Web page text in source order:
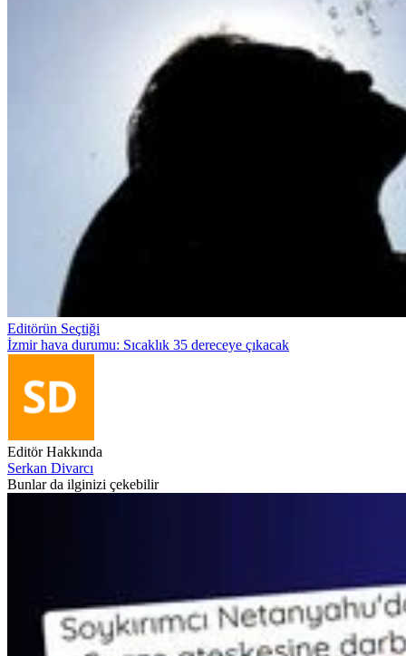
Editörün Seçtiği
İzmir hava durumu: Sıcaklık 35 dereceye çıkacak
Editör Hakkında
Serkan Divarcı
Bunlar da ilginizi çekebilir